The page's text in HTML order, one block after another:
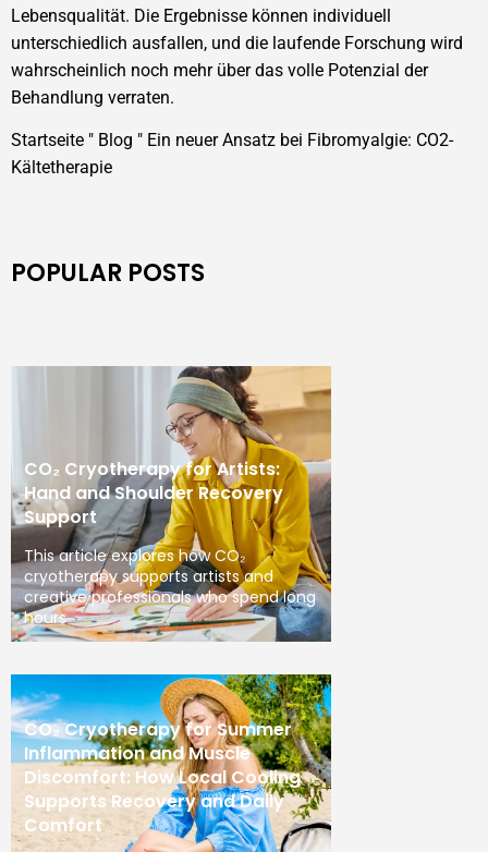
Lebensqualität. Die Ergebnisse können individuell
unterschiedlich ausfallen, und die laufende Forschung wird
wahrscheinlich noch mehr über das volle Potenzial der
Behandlung verraten.
Startseite " Blog " Ein neuer Ansatz bei Fibromyalgie: CO2-
Kältetherapie
POPULAR POSTS
CO₂ Cryotherapy for Artists:
Hand and Shoulder Recovery
Support
This article explores how CO₂
cryotherapy supports artists and
creative professionals who spend long
hours
CO₂ Cryotherapy for Summer
Inflammation and Muscle
Discomfort: How Local Cooling
Supports Recovery and Daily
Comfort